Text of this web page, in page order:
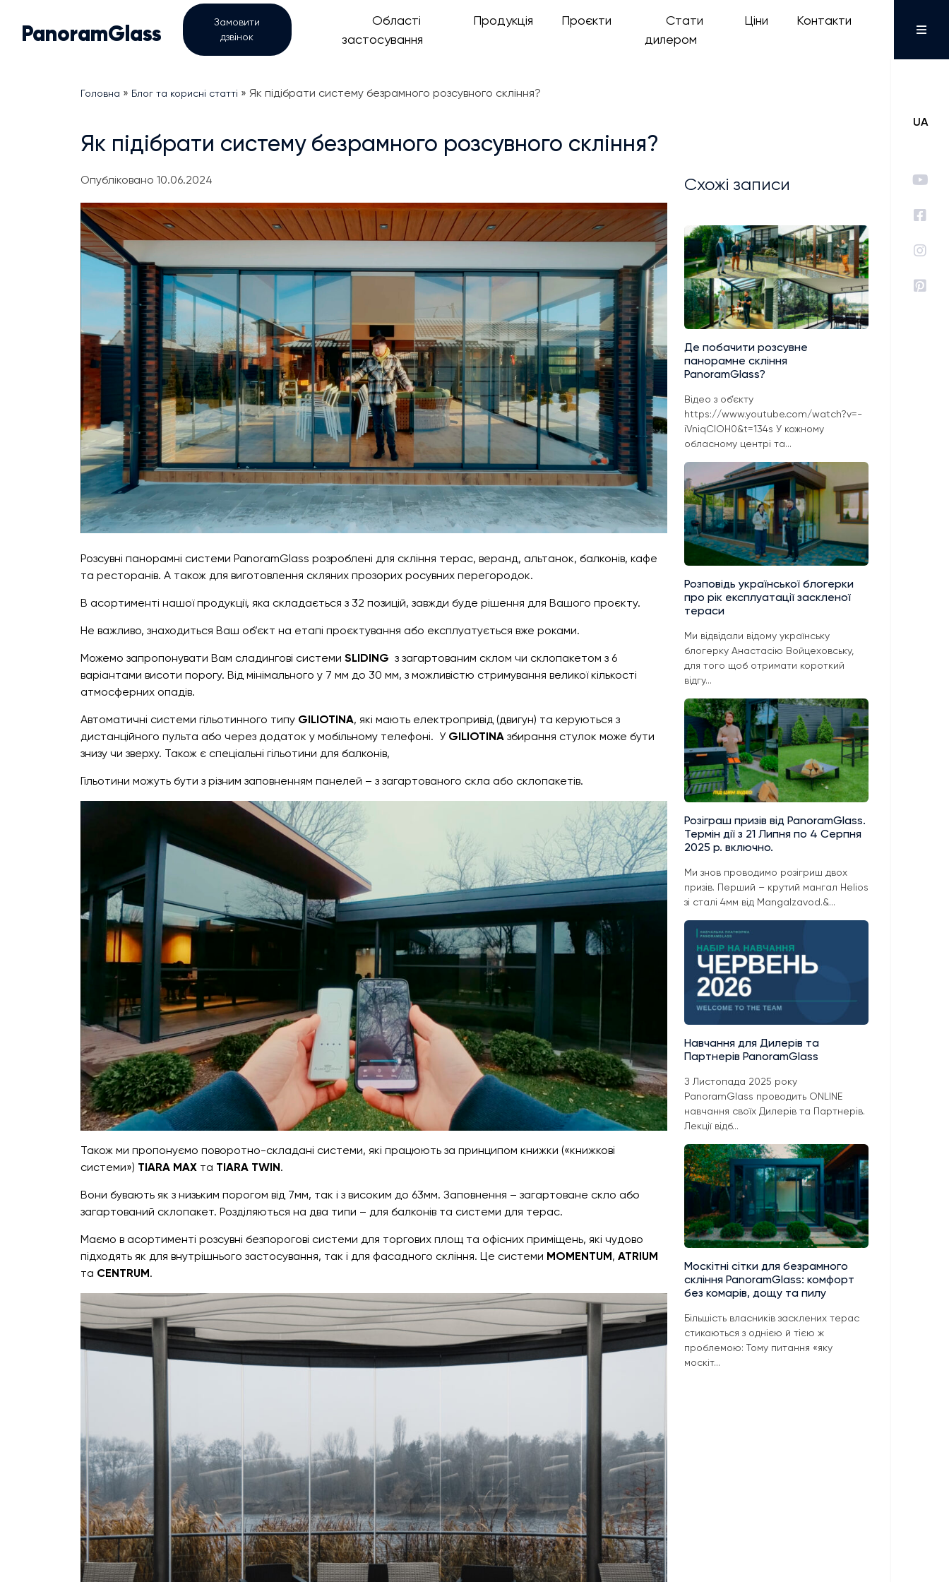
contentPanoramGlass
Замовити
дзвінок
Області
застосування
Продукція Проєкти
Стати
дилером
Ціни Контакти
UA
Головна » Блог та корисні статті » Як підібрати систему безрамного розсувного скління?
Як підібрати систему безрамного розсувного скління?
Опубліковано 10.06.2024
Розсувні панорамні системи PanoramGlass розроблені для скління терас, веранд, альтанок, балконів, кафе
та ресторанів. А також для виготовлення скляних прозорих росувних перегородок.
В асортименті нашої продукції, яка складається з 32 позицій, завжди буде рішення для Вашого проєкту.
Не важливо, знаходиться Ваш об’єкт на етапі проєктування або експлуатується вже роками.
Можемо запропонувати Вам сладингові системи SLIDING з загартованим склом чи склопакетом з 6
варіантами висоти порогу. Від мінімального у 7 мм до 30 мм, з можливістю стримування великої кількості
атмосферних опадів.
Автоматичні системи гільотинного типу GILIOTINA, які мають електропривід (двигун) та керуються з
дистанційного пульта або через додаток у мобільному телефоні. У GILIOTINA збирання стулок може бути
знизу чи зверху. Також є спеціальні гільотини для балконів,
Гільотини можуть бути з різним заповненням панелей – з загартованого скла або склопакетів.
Також ми пропонуємо поворотно-складані системи, які працюють за принципом книжки («книжкові
системи») TIARA MAX та TIARA TWIN.
Вони бувають як з низьким порогом від 7мм, так і з високим до 63мм. Заповнення – загартоване скло або
загартований склопакет. Розділяються на два типи – для балконів та системи для терас.
Маємо в асортименті розсувні безпорогові системи для торгових площ та офісних приміщень, які чудово
підходять як для внутрішнього застосування, так і для фасадного скління. Це системи MOMENTUM, ATRIUM
та CENTRUM.
Схожі записи
Де побачити розсувне
панорамне скління
PanoramGlass?
Відео з об’єкту
https://www.youtube.com/watch?v=-
iVniqClOH0&t=134s У кожному
обласному центрі та...
Розповідь української блогерки
про рік експлуатації заскленої
тераси
Ми відвідали відому українську
блогерку Анастасію Войцеховську,
для того щоб отримати короткий
відгу...
Розіграш призів від PanoramGlass.
Термін дії з 21 Липня по 4 Серпня
2025 р. включно.
Ми знов проводимо розігриш двох
призів. Перший – крутий мангал Helios
зі сталі 4мм від Mangalzavod.&...
Навчання для Дилерів та
Партнерів PanoramGlass
З Листопада 2025 року
PanoramGlass проводить ONLINE
навчання своїх Дилерів та Партнерів.
Лекції відб...
Москітні сітки для безрамного
скління PanoramGlass: комфорт
без комарів, дощу та пилу
Більшість власників засклених терас
стикаються з однією й тією ж
проблемою: Тому питання «яку
москіт...